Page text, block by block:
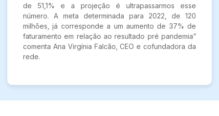
de 51,1% e a projeção é ultrapassarmos esse
número. A meta determinada para 2022, de 120
milhões, já corresponde a um aumento de 37% de
faturamento em relação ao resultado pré pandemia”
comenta Ana Virgínia Falcão, CEO e cofundadora da
rede.